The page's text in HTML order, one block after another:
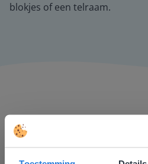
blokjes of een telraam.